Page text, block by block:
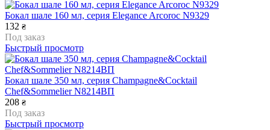
Бокал шале 160 мл, серия Elegance Arcoroc N9329
132 ₴
Под заказ
Быстрый просмотр
Бокал шале 350 мл, серия Champagne&Cocktail
Chef&Sommelier N8214ВП
208 ₴
Под заказ
Быстрый просмотр